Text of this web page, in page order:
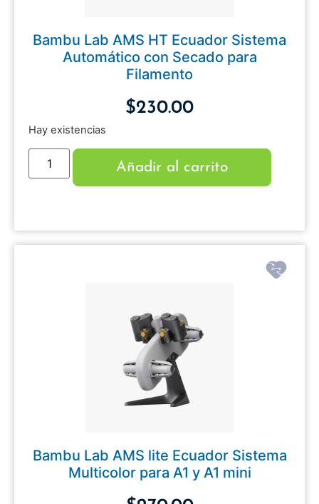
Bambu Lab AMS HT Ecuador Sistema
Automático con Secado para
Filamento
$230.00
Hay existencias
Añadir al carrito
Bambu Lab AMS lite Ecuador Sistema
Multicolor para A1 y A1 mini